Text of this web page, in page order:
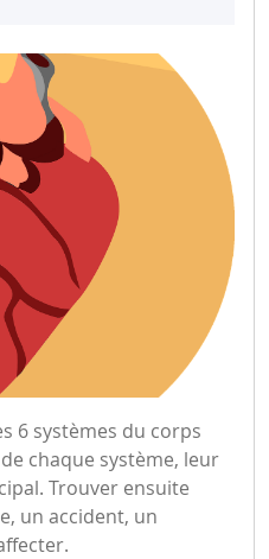
6 systèmes du corps
chaque système, leur
Trouver ensuite
un accident, un